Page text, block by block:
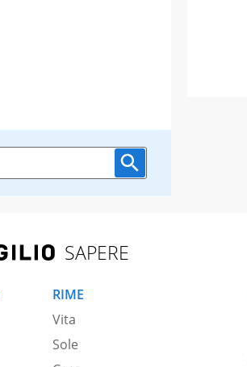
SAPERE
RIME
Vita
Sole